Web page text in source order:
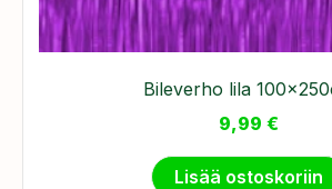
Bileverho lila
9,99 €
Lisää ostoskoriin